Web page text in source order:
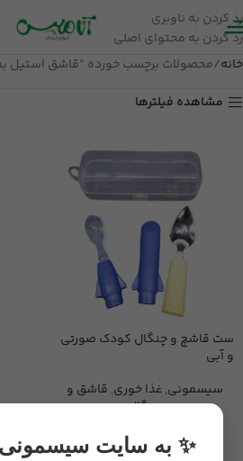
رد کردن به ناوبری
رد کردن به محتوای اصلی
خانه محصولات برچسب خورده “قاشق استیل
مشاهده فیلترها
ست قاشچ و چنگال کودک صورتی
و آبی
سیسمونی, غذا خوری, قاشق و
چنگال
✨ به سایت